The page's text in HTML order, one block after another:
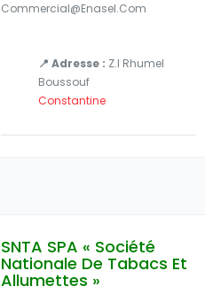
Commercial@enasel.com
📍 Adresse : Z.I Rhumel
Boussouf
Constantine
SNTA SPA « Société
Nationale De Tabacs Et
Allumettes »